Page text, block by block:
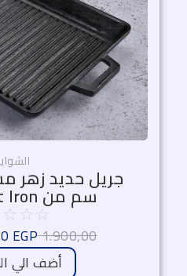
سم من Eagle Cast Iron
☆
☆
☆
☆
1.900,00
EGP
أضف الي السلة